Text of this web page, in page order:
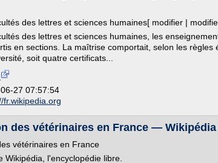
des lettres et sciences humaines[ modifier |
des lettres et sciences humaines, les
en sections. La maîtrise comportait, selon les règles
soit quatre certificats...
27 07:57:54
fr.wikipedia.org
des vétérinaires en France — Wikipédia
vétérinaires en France
Wikipédia, l'encyclopédie libre.